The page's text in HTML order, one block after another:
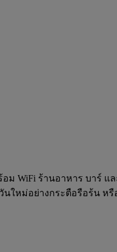
อม WiFi ร้านอาหาร บาร์
หม่อย่างกระตือรือร้น หรื